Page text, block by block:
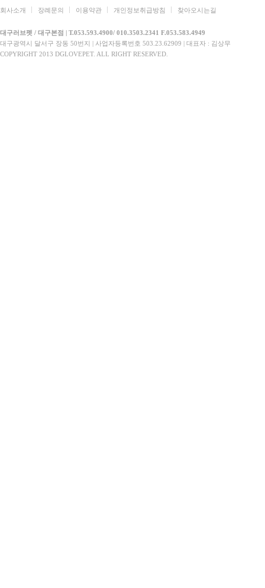
회사소개 장례문의 이용약관 개인정보취급방침 찾아오시는길
대구러브펫 / 대구본점 | T.053.593.4900/ 010.3503.2341 F.053.583.4949
대구광역시 달서구 장동 50번지 | 사업자등록번호 503.23.62909 | 대표자 : 김상무
COPYRIGHT 2013 DGLOVEPET. ALL RIGHT RESERVED.